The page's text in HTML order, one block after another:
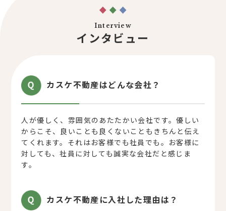
Interview
インタビュー
カスケ不動産はどんな会社？
人が優しく、雰囲気のあたたかい会社です。優しい
からこそ、良いことも良くないこともきちんと伝え
てくれます。それはお客様でも社員でも。お客様に
対しても、社員に対しても誠実な会社だと感じま
す。
カスケ不動産に入社した理由は？